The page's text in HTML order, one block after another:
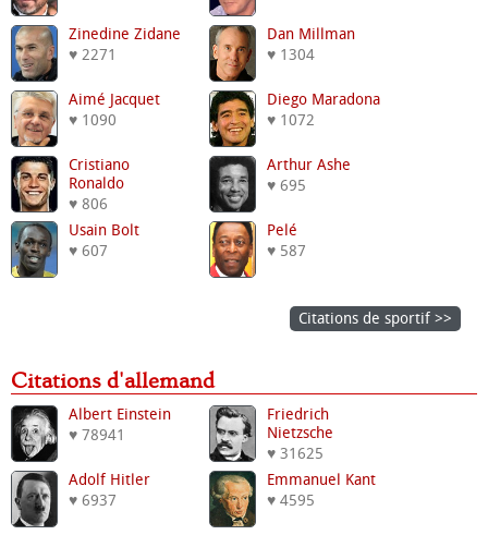
Zinedine Zidane
♥ 2271
Dan Millman
♥ 1304
Aimé Jacquet
♥ 1090
Diego Maradona
♥ 1072
Cristiano
Ronaldo
♥ 806
Arthur Ashe
♥ 695
Usain Bolt
♥ 607
Pelé
♥ 587
Citations de sportif >>
Citations d'allemand
Albert Einstein
♥ 78941
Friedrich
Nietzsche
♥ 31625
Adolf Hitler
♥ 6937
Emmanuel Kant
♥ 4595